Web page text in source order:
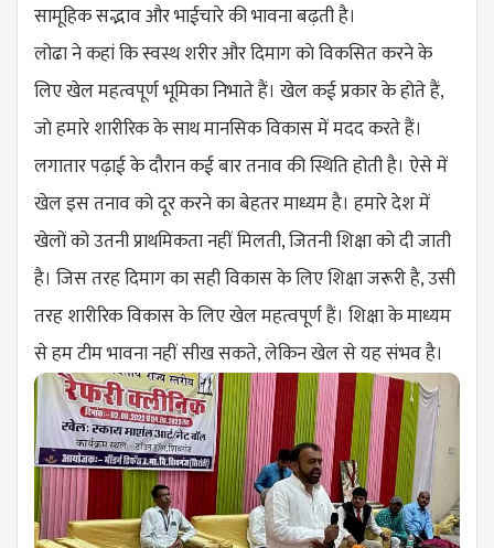
सामूहिक सद्भाव और भाईचारे की भावना बढ़ती है।
लोढा ने कहां कि स्वस्थ शरीर और दिमाग काे विकसित करने के
लिए खेल महत्वपूर्ण भूमिका निभाते हैं। खेल कई प्रकार के होते हैं,
जाे हमारे शारीरिक के साथ मानसिक विकास में मदद करते हैं।
लगातार पढ़ाई के दौरान कई बार तनाव की स्थिति होती है। ऐसे में
खेल इस तनाव को दूर करने का बेहतर माध्यम है। हमारे देश में
खेलों को उतनी प्राथमिकता नहीं मिलती, जितनी शिक्षा को दी जाती
है। जिस तरह दिमाग का सही विकास के लिए शिक्षा जरूरी है, उसी
तरह शारीरिक विकास के लिए खेल महत्वपूर्ण हैं। शिक्षा के माध्यम
से हम टीम भावना नहीं सीख सकते, लेकिन खेल से यह संभव है।